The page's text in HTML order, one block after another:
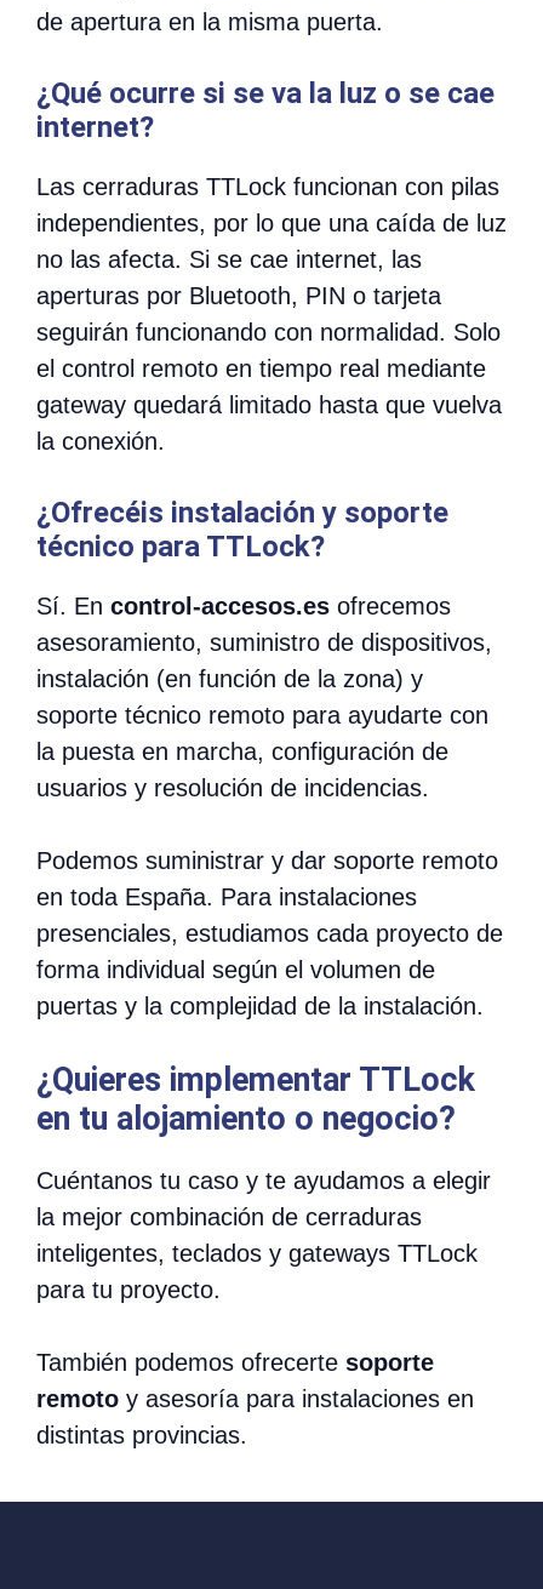
de apertura en la misma puerta.
¿Qué ocurre si se va la luz o se cae
internet?
Las cerraduras TTLock funcionan con pilas
independientes, por lo que una caída de luz
no las afecta. Si se cae internet, las
aperturas por Bluetooth, PIN o tarjeta
seguirán funcionando con normalidad. Solo
el control remoto en tiempo real mediante
gateway quedará limitado hasta que vuelva
la conexión.
¿Ofrecéis instalación y soporte
técnico para TTLock?
Sí. En control-accesos.es ofrecemos
asesoramiento, suministro de dispositivos,
instalación (en función de la zona) y
soporte técnico remoto para ayudarte con
la puesta en marcha, configuración de
usuarios y resolución de incidencias.
Podemos suministrar y dar soporte remoto
en toda España. Para instalaciones
presenciales, estudiamos cada proyecto de
forma individual según el volumen de
puertas y la complejidad de la instalación.
¿Quieres implementar TTLock
en tu alojamiento o negocio?
Cuéntanos tu caso y te ayudamos a elegir
la mejor combinación de cerraduras
inteligentes, teclados y gateways TTLock
para tu proyecto.
También podemos ofrecerte soporte
remoto y asesoría para instalaciones en
distintas provincias.